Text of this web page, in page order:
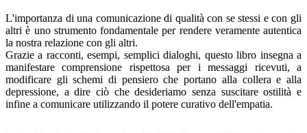
L'importanza di una comunicazione di qualità con se stessi e con gli
altri è uno strumento fondamentale per rendere veramente autentica
la nostra relazione con gli altri.
Grazie a racconti, esempi, semplici dialoghi, questo libro insegna a
manifestare comprensione rispettosa per i messaggi ricevuti, a
modificare gli schemi di pensiero che portano alla collera e alla
depressione, a dire ciò che desideriamo senza suscitare ostilità e
infine a comunicare utilizzando il potere curativo dell'empatia.